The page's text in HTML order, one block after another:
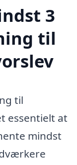
3
til
til
essentielt at
mindst